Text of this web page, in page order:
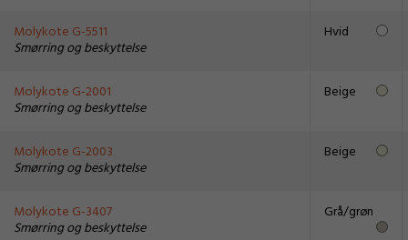
Molykote G-5511
Smørring og beskyttelse
Hvid
Molykote G-2001
Smørring og beskyttelse
Beige
Molykote G-2003
Smørring og beskyttelse
Beige
Molykote G-3407
Smørring og beskyttelse
Grå/grøn